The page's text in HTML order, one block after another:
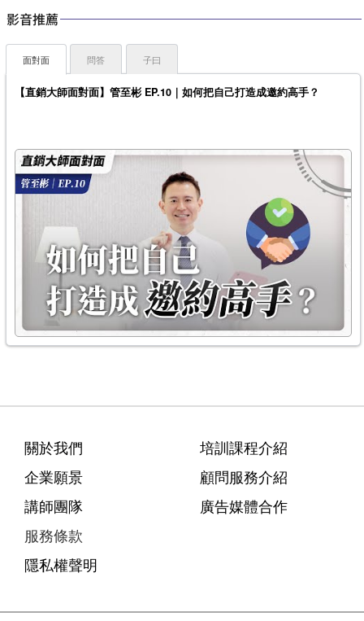
影音推薦
面對面
【直銷大師面對面】管至彬 EP.10｜如何把自己打造成邀約高手？
問答 子曰
關於我們
企業願景
講師團隊
服務條款
隱私權聲明
培訓課程介紹
顧問服務介紹
廣告媒體合作